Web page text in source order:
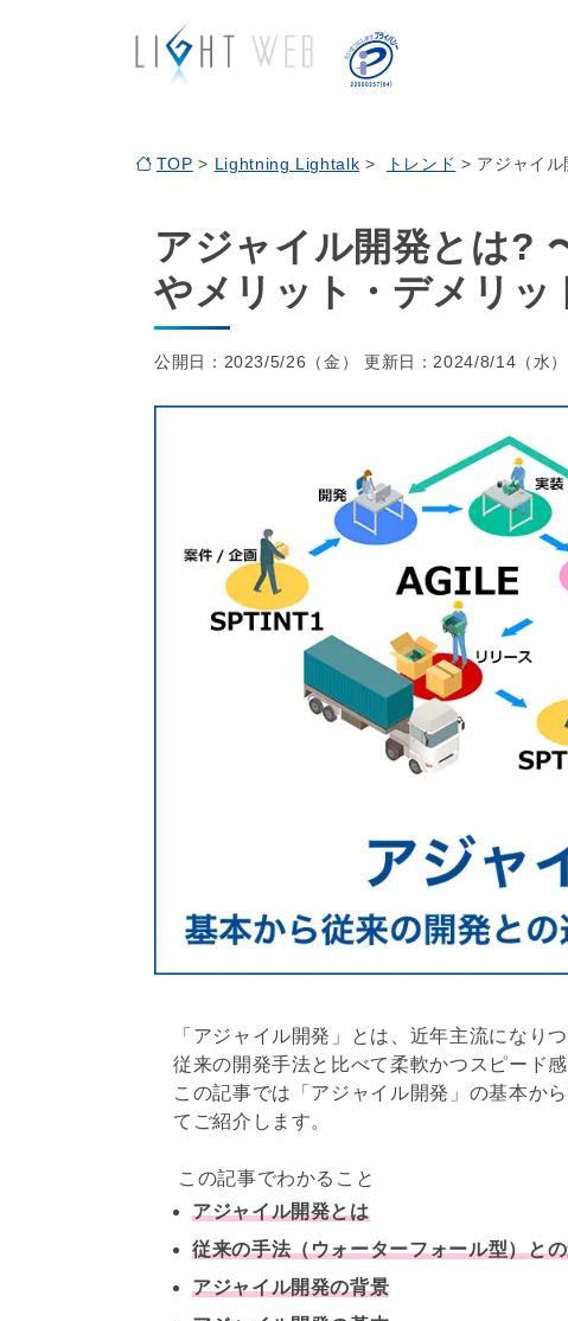
TOP > Lightning Lightalk > トレンド > アジャイ
アジャイル開発とは?
やメリット・デメリッ
公開日： 2023/5/26（金） 更新日： 2024/8/14（水）
「アジャイル開発」とは、近年主流になり
従来の開発手法と比べて柔軟かつスピード
この記事では「アジャイル開発」の基本か
てご紹介します。
この記事でわかること
アジャイル開発とは
従来の手法（ウォーターフォール型）と
アジャイル開発の背景